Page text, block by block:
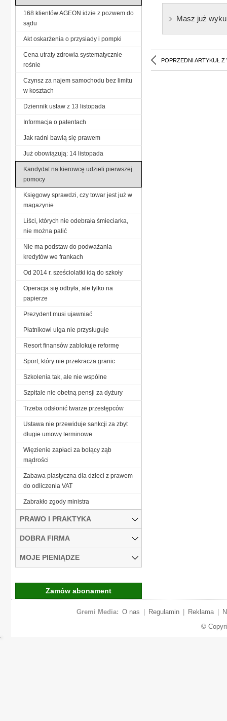
Masz już
POPRZEDNI ARTYKUŁ Z
168 klientów AGEON idzie z pozwem do
sądu
Akt oskarżenia o przysiady i pompki
Cena utraty zdrowia systematycznie
rośnie
Czynsz za najem samochodu bez limitu
w kosztach
Dziennik ustaw z 13 listopada
Informacja o patentach
Jak radni bawią się prawem
Już obowiązują: 14 listopada
Kandydat na kierowcę udzieli pierwszej
pomocy
Księgowy sprawdzi, czy towar jest już w
magazynie
Liści, których nie odebrała śmieciarka,
nie można palić
Nie ma podstaw do podważania
kredytów we frankach
Od 2014 r. sześciolatki idą do szkoły
Operacja się odbyła, ale tylko na
papierze
Prezydent musi ujawniać
Płatnikowi ulga nie przysługuje
Resort finansów zablokuje reformę
Sport, który nie przekracza granic
Szkolenia tak, ale nie wspólne
Szpitale nie obetną pensji za dyżury
Trzeba odsłonić twarze przestępców
Ustawa nie przewiduje sankcji za zbyt
długie umowy terminowe
Więzienie zapłaci za bolący ząb
mądrości
Zabawa plastyczna dla dzieci z prawem
do odliczenia VAT
Zabrakło zgody ministra
PRAWO I PRAKTYKA
DOBRA FIRMA
MOJE PIENIĄDZE
Zamów abonament
Gremi Media: O nas Regulamin Reklama
©